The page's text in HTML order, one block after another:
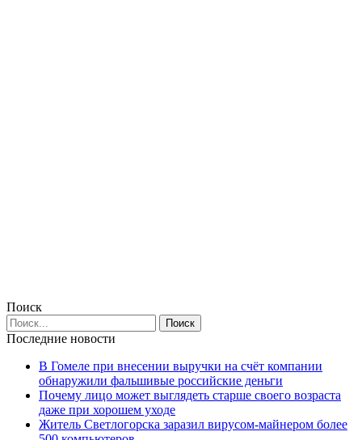
Поиск
Последние новости
В Гомеле при внесении выручки на счёт компании
обнаружили фальшивые российские деньги
Почему лицо может выглядеть старше своего возраста
даже при хорошем уходе
Житель Светлогорска заразил вирусом-майнером более